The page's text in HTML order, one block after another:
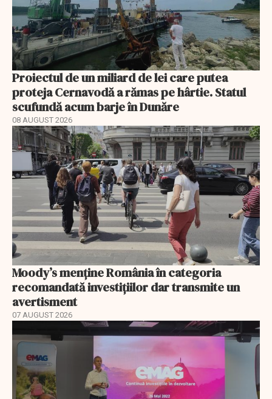
Proiectul de un miliard de lei care putea
proteja Cernavodă a rămas pe hârtie. Statul
scufundă acum barje în Dunăre
08 AUGUST 2026
Moody’s menține România în categoria
recomandată investițiilor dar transmite un
avertisment
07 AUGUST 2026